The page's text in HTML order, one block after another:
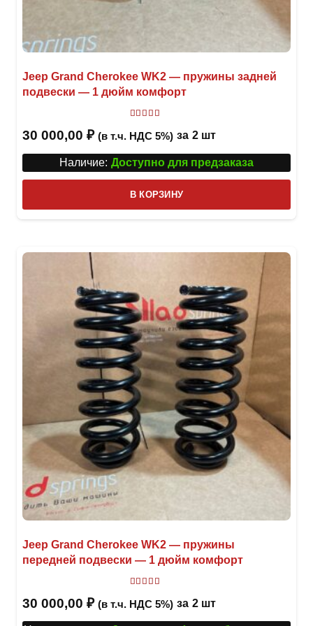
Jeep Grand Cherokee WK2 — пружины задней
подвески — 1 дюйм комфорт
30 000,00 ₽ (в т.ч. НДС 5%) за 2 шт
Наличие: Доступно для предзаказа
В КОРЗИНУ
Jeep Grand Cherokee WK2 — пружины
передней подвески — 1 дюйм комфорт
30 000,00 ₽ (в т.ч. НДС 5%) за 2 шт